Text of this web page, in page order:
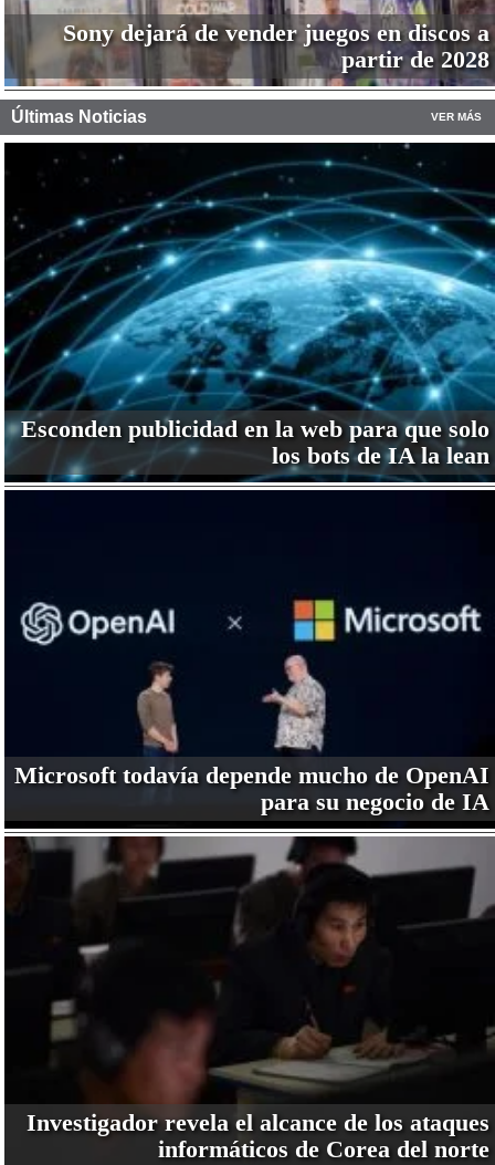
Sony dejará de vender juegos en discos a
partir de 2028
Últimas Noticias VER MÁS
Esconden publicidad en la web para que solo
los bots de IA la lean
Microsoft todavía depende mucho de OpenAI
para su negocio de IA
Investigador revela el alcance de los ataques
informáticos de Corea del norte